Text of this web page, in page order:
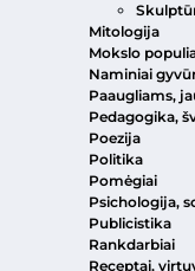
Mitologija
Mokslo
Naminiai
Paaugliams,
Pedagogika,
Poezija
Politika
Pomėgiai
Psichologija,
Publicistika
Rankdarbiai
Receptai,